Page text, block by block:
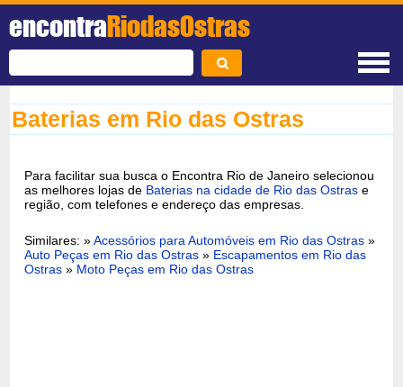
encontraRiodasOstras
Baterias em Rio das Ostras
Para facilitar sua busca o Encontra Rio de Janeiro selecionou
as melhores lojas de Baterias na cidade de Rio das Ostras e
região, com telefones e endereço das empresas.
Similares: »Acessórios para Automóveis em Rio das Ostras »
Auto Peças em Rio das Ostras » Escapamentos em Rio das
Ostras » Moto Peças em Rio das Ostras